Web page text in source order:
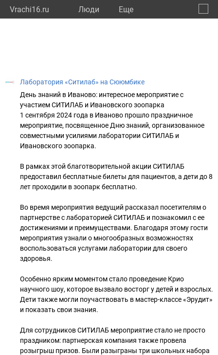
Vrachi16.ru Люди Eще
Лаборатория «Ситилаб» на Сююмбике
День знаний в Иваново: интересное мероприятие с
участием СИТИЛАБ и Ивановского зоопарка
1 сентября 2024 года в Иваново прошло праздничное
мероприятие, посвященное Дню знаний, организованное
совместными усилиями лаборатории СИТИЛАБ и
Ивановского зоопарка.
В рамках этой благотворительной акции СИТИЛАБ
предоставил бесплатные билеты для пациентов, а дети до 8
лет проходили в зоопарк бесплатно.
Во время мероприятия ведущий рассказал посетителям о
партнерстве с лабораторией СИТИЛАБ и познакомил с ее
достижениями и преимуществами. Благодаря этому гости
мероприятия узнали о многообразных возможностях
воспользоваться услугами лаборатории для своего
здоровья.
Особенно ярким моментом стало проведение Крио
научного шоу, которое вызвало восторг у детей и взрослых.
Дети также могли поучаствовать в мастер-классе «Эрудит»
и показать свои знания.
Для сотрудников СИТИЛАБ мероприятие стало не просто
праздником: партнерская компания также провела
розыгрыш призов. Были разыграны три школьных набора